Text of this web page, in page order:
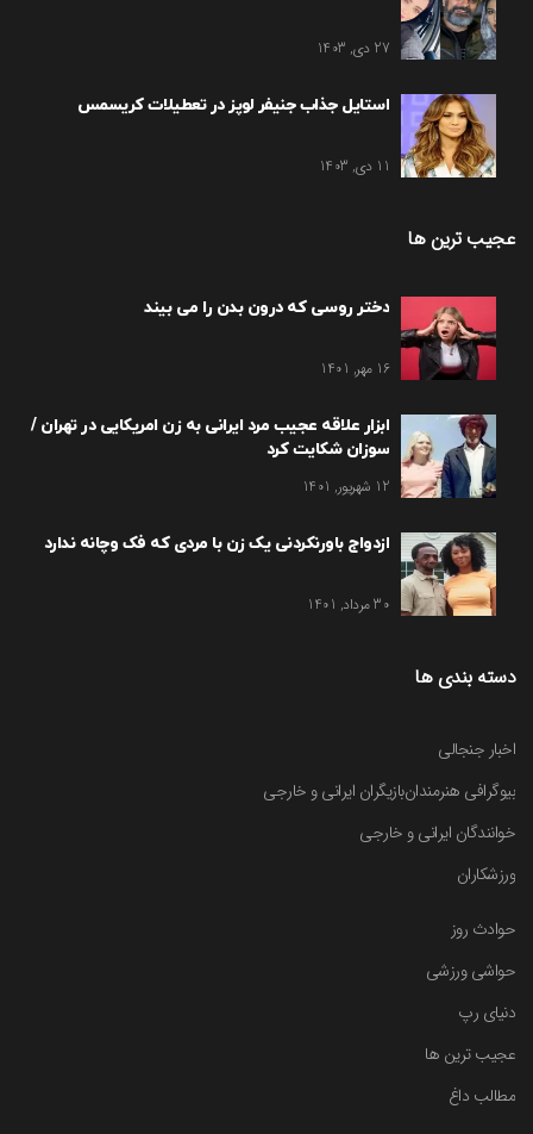
27 دی, 1403
استایل جذاب جنیفر لوپز در تعطیلات کریسمس
11 دی, 1403
عجیب ترین ها
دختر روسی که درون بدن را می بیند
16 مهر, 1401
ابزار علاقه عجیب مرد ایرانی به زن امریکایی در تهران /
سوزان شکایت کرد
12 شهریور, 1401
ازدواج باورنکردنی یک زن با مردی که فک وچانه ندارد
30 مرداد, 1401
دسته بندی ها
اخبار جنجالی
بیوگرافی هنرمندانبازیگران ایرانی و خارجی
خوانندگان ایرانی و خارجی
ورزشکاران
حوادث روز
حواشی ورزشی
دنیای رپ
عجیب ترین ها
مطالب داغ